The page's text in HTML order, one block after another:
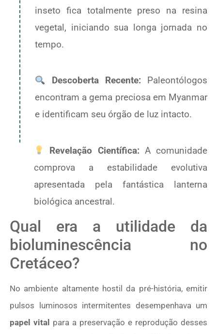
inseto fica totalmente preso na resina
vegetal, iniciando sua longa jornada no
tempo.
Descoberta Recente: Paleontólogos
encontram a gema preciosa em Myanmar
e identificam seu órgão de luz intacto.
Revelação Científica: A comunidade
comprova a estabilidade evolutiva
apresentada pela fantástica lanterna
biológica ancestral.
Qual era a utilidade da
bioluminescência no
Cretáceo?
No ambiente altamente hostil da pré-história, emitir
pulsos luminosos intermitentes desempenhava um
papel vital para a preservação e reprodução desses